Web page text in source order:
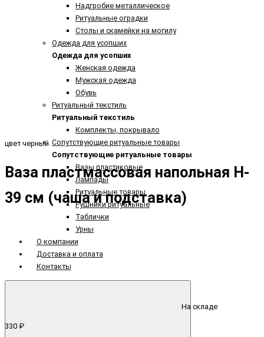
Надгробие металлическое
Ритуальные оградки
Столы и скамейки на могилу
Одежда для усопших
Одежда для усопших
Женская одежда
Мужская одежда
Обувь
Ритуальный текстиль
Ритуальный текстиль
Комплекты, покрывало
Сопутствующие ритуальные товары
Сопутствующие ритуальные товары
Вазы пластиковые
Лампады
Ритуальные товары
Рушники ритуальные
Таблички
Урны
О компании
Доставка и оплата
Контакты
цвет черный
Ваза пластмассовая напольная H-
39 см (чаша и подставка)
На складе
330 ₽